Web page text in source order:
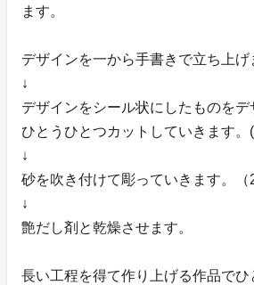
ます。
デザインを一から手書きで立ち上げ
↓
デザインをシール状にしたものを
ひとうひとつカットしていきます。
↓
砂を吹き付けて彫っていきます。（
↓
艶だし剤と乾燥させます。
長い工程を得て作り上げる作品でひ